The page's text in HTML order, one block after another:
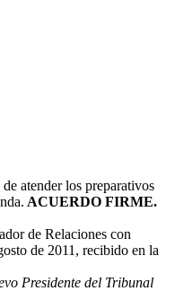
atender los preparativos
ACUERDO FIRME.
de Relaciones con
de 2011, recibido en la
Presidente del Tribunal